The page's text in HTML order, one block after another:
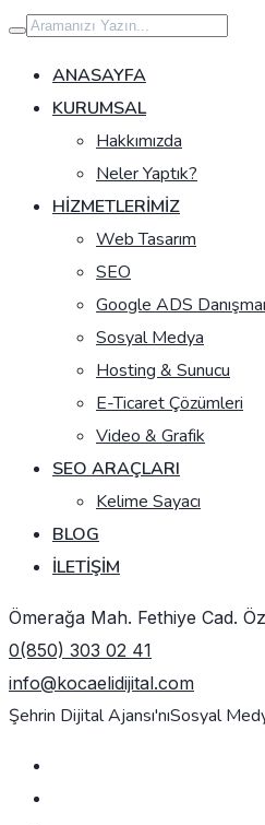
İçeriğe
geç
ANASAYFA
KURUMSAL
Hakkımızda
Neler Yaptık?
HIZMETLERIMIZ
Web Tasarım
SEO
Google ADS
Sosyal Medya
Hosting & Sunucu
E-Ticaret Çözümleri
Video & Grafik
SEO ARAÇLARI
Kelime Sayacı
BLOG
İLETIŞIM
Ömerağa Mah. Fethiye Cad.
0(850) 303 02 41
info@kocaelidijital.com
Şehrin Dijital Ajansı'nıSosyal